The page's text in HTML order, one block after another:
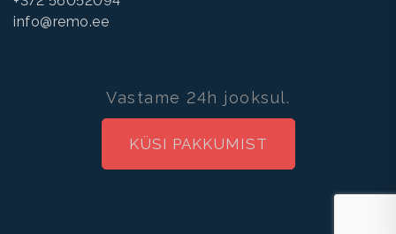
info@remo.ee
Vastame 24h jooksul.
KÜSI PAKKUMIST